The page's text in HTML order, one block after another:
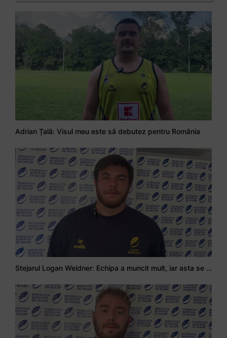
Adrian Țală: Visul meu este să debutez pentru România
Stejarul Logan Weidner: Echipa a muncit mult, iar asta se va vedea în meciurile de la Nations Cup